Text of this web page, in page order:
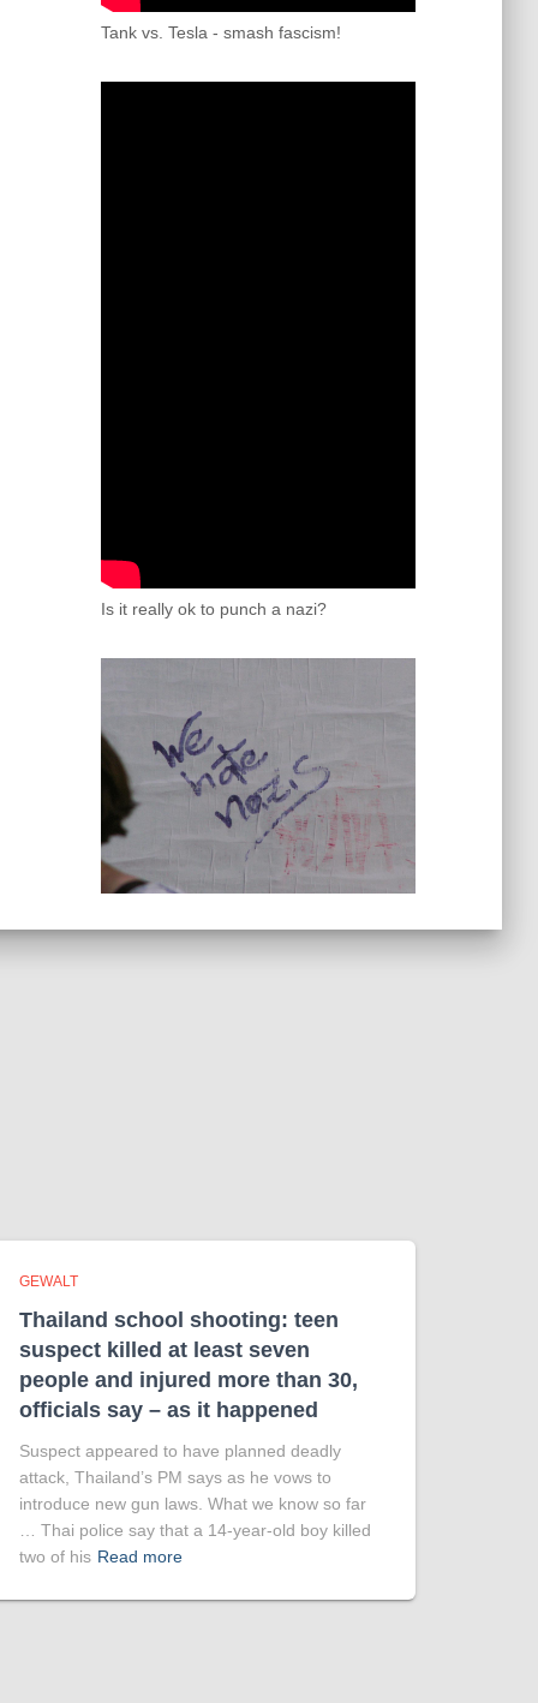
Tank vs. Tesla - smash fascism!
Is it really ok to punch a nazi?
GEWALT
Thailand school shooting: teen
suspect killed at least seven
people and injured more than 30,
officials say – as it happened
Suspect appeared to have planned deadly
attack, Thailand’s PM says as he vows to
introduce new gun laws. What we know so far
… Thai police say that a 14-year-old boy killed
two of his Read more